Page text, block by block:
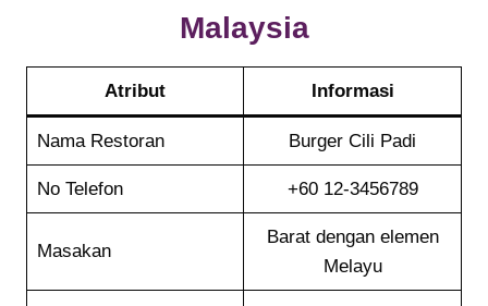
Malaysia
Atribut Informasi
Nama Restoran Burger Cili Padi
No Telefon +60 12-3456789
Masakan
Barat dengan elemen
Melayu